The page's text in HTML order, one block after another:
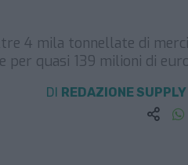
4 mila tonnellate di
per quasi 139 milioni di
DI REDAZIONE